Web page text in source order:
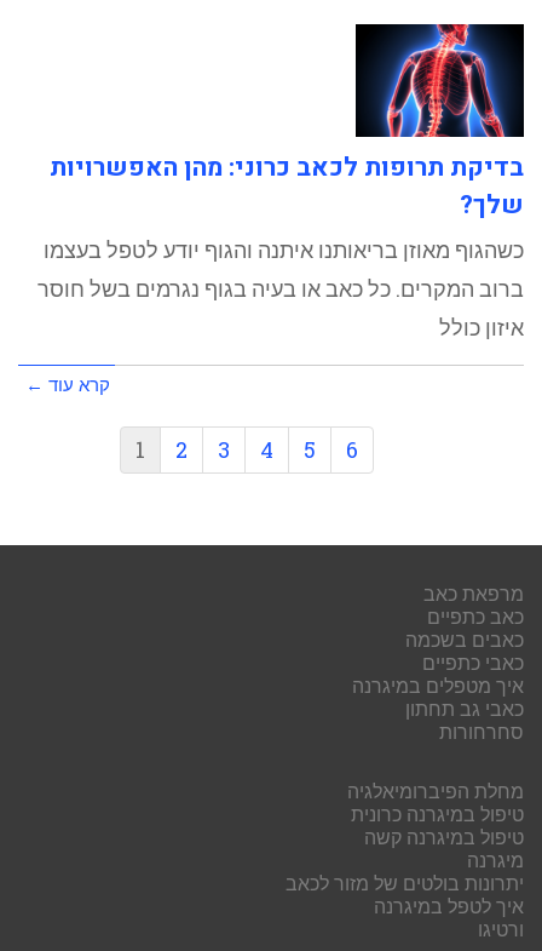
בדיקת תרופות לכאב כרוני: מהן האפשרויות
שלך?
כשהגוף מאוזן בריאותנו איתנה והגוף יודע לטפל בעצמו
ברוב המקרים. כל כאב או בעיה בגוף נגרמים בשל חוסר
איזון כולל
קרא עוד ←
1 2 3 4 5 6
מרפאת כאב
כאב כתפיים
כאבים בשכמה
כאבי כתפיים
איך מטפלים במיגרנה
כאבי גב תחתון
סחרחורות
מחלת הפיברומיאלגיה
טיפול במיגרנה כרונית
טיפול במיגרנה קשה
מיגרנה
יתרונות בולטים של מזור לכאב
איך לטפל במיגרנה
ורטיגו